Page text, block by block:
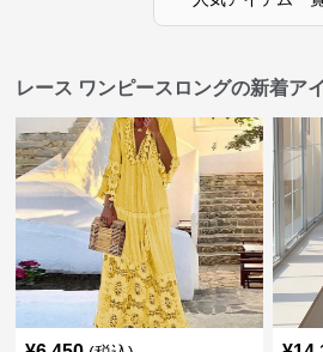
レース ワンピースロングの新着ア